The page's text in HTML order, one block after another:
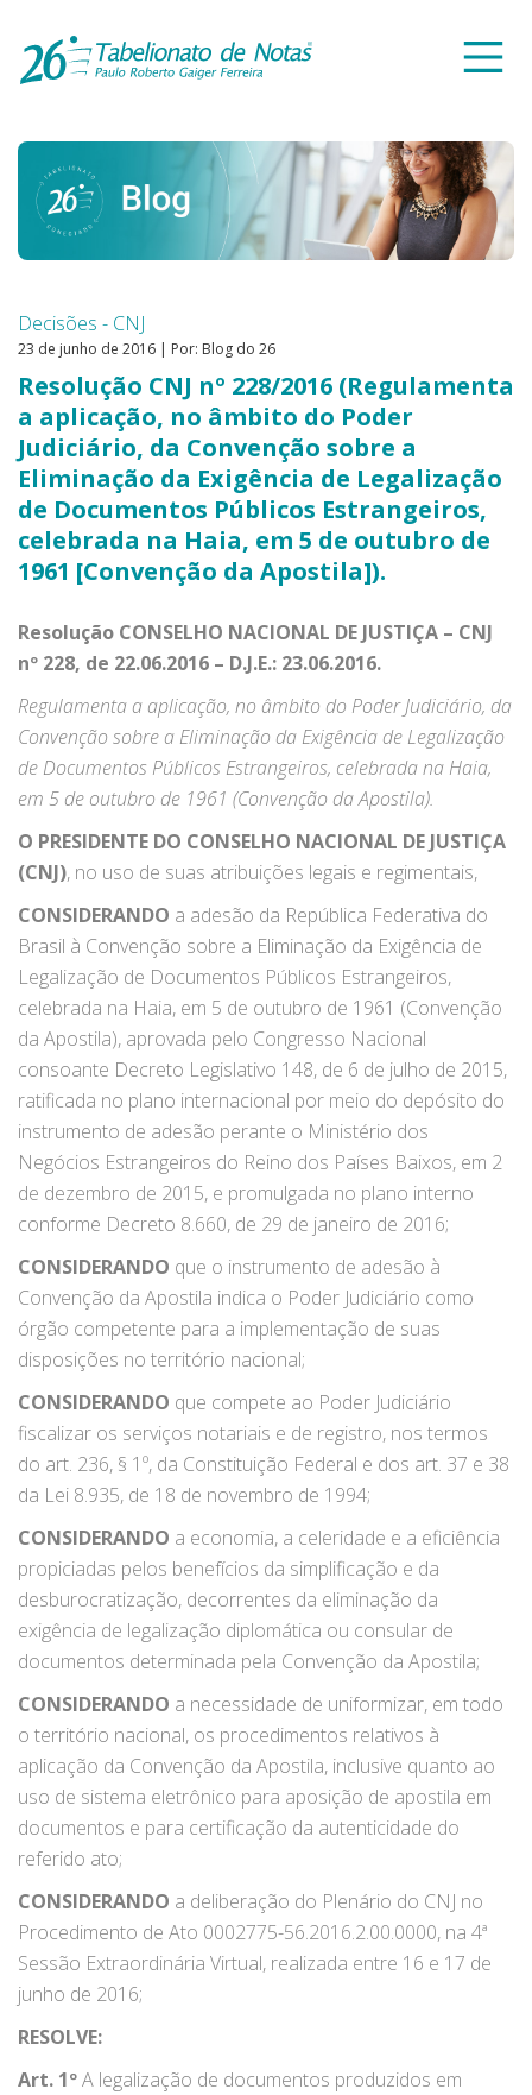
Decisões - CNJ
23 de junho de 2016 | Por: Blog do 26
Resolução CNJ nº 228/2016 (Regulamenta
a aplicação, no âmbito do Poder
Judiciário, da Convenção sobre a
Eliminação da Exigência de Legalização
de Documentos Públicos Estrangeiros,
celebrada na Haia, em 5 de outubro de
1961 [Convenção da Apostila]).
Resolução CONSELHO NACIONAL DE JUSTIÇA – CNJ
nº 228, de 22.06.2016 – D.J.E.: 23.06.2016.
Regulamenta a aplicação, no âmbito do Poder Judiciário, da
Convenção sobre a Eliminação da Exigência de Legalização
de Documentos Públicos Estrangeiros, celebrada na Haia,
em 5 de outubro de 1961 (Convenção da Apostila).
O PRESIDENTE DO CONSELHO NACIONAL DE JUSTIÇA
(CNJ), no uso de suas atribuições legais e regimentais,
CONSIDERANDO a adesão da República Federativa do
Brasil à Convenção sobre a Eliminação da Exigência de
Legalização de Documentos Públicos Estrangeiros,
celebrada na Haia, em 5 de outubro de 1961 (Convenção
da Apostila), aprovada pelo Congresso Nacional
consoante Decreto Legislativo 148, de 6 de julho de 2015,
ratificada no plano internacional por meio do depósito do
instrumento de adesão perante o Ministério dos
Negócios Estrangeiros do Reino dos Países Baixos, em 2
de dezembro de 2015, e promulgada no plano interno
conforme Decreto 8.660, de 29 de janeiro de 2016;
CONSIDERANDO que o instrumento de adesão à
Convenção da Apostila indica o Poder Judiciário como
órgão competente para a implementação de suas
disposições no território nacional;
CONSIDERANDO que compete ao Poder Judiciário
fiscalizar os serviços notariais e de registro, nos termos
do art. 236, § 1º, da Constituição Federal e dos art. 37 e 38
da Lei 8.935, de 18 de novembro de 1994;
CONSIDERANDO a economia, a celeridade e a eficiência
propiciadas pelos benefícios da simplificação e da
desburocratização, decorrentes da eliminação da
exigência de legalização diplomática ou consular de
documentos determinada pela Convenção da Apostila;
CONSIDERANDO a necessidade de uniformizar, em todo
o território nacional, os procedimentos relativos à
aplicação da Convenção da Apostila, inclusive quanto ao
uso de sistema eletrônico para aposição de apostila em
documentos e para certificação da autenticidade do
referido ato;
CONSIDERANDO a deliberação do Plenário do CNJ no
Procedimento de Ato 0002775-56.2016.2.00.0000, na 4ª
Sessão Extraordinária Virtual, realizada entre 16 e 17 de
junho de 2016;
RESOLVE:
Art. 1ºA legalização de documentos produzidos em